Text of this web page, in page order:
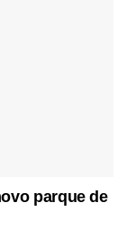
parque de